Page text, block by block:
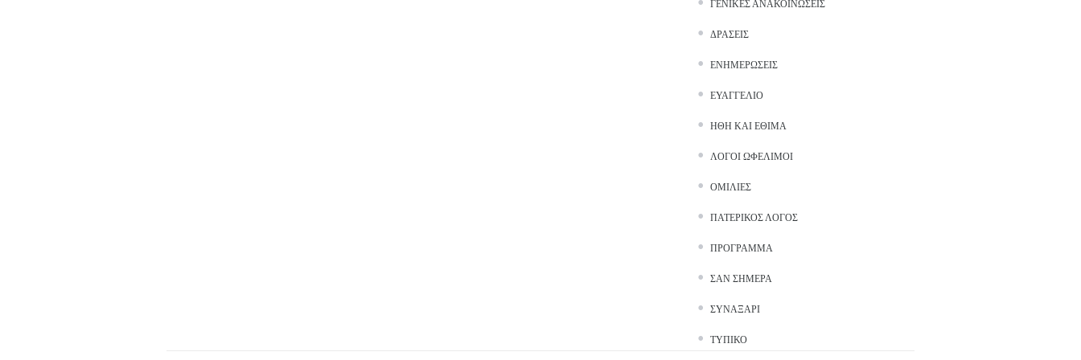
ΓΕΝΙΚΈΣ ΑΝΑΚΟΙΝΏΣΕΙΣ
ΔΡΆΣΕΙΣ
ΕΝΗΜΕΡΏΣΕΙΣ
ΕΥΑΓΓΈΛΙΟ
ΉΘΗ ΚΑΙ ΈΘΙΜΑ
ΛΌΓΟΙ ΩΦΈΛΙΜΟΙ
ΟΜΙΛΊΕΣ
ΠΑΤΕΡΙΚΌΣ ΛΌΓΟΣ
ΠΡΌΓΡΑΜΜΑ
ΣΑΝ ΣΉΜΕΡΑ
ΣΥΝΑΞΆΡΙ
ΤΥΠΙΚΌ